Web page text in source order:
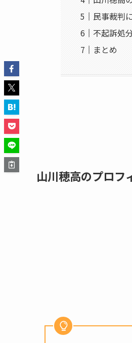
民事裁判
不起訴処
まとめ
山川穂高のプロフ